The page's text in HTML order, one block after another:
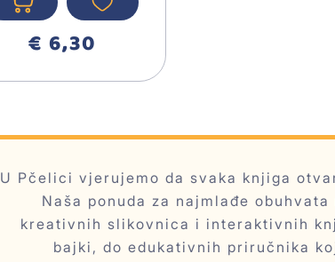
€ 6,30
U Pčelici vjerujemo da svaka knjiga
Naša ponuda za najmlađe
kreativnih slikovnica i interaktivnih
bajki, do edukativnih priručnika